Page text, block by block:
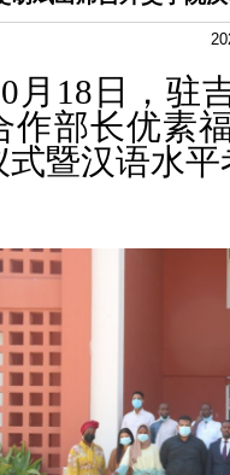
月18日，驻
作部长优素
式暨汉语水